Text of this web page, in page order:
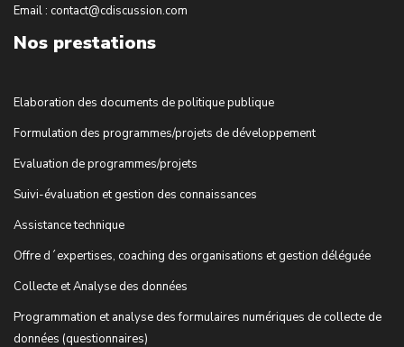
Email : contact@cdiscussion.com
Nos prestations
Elaboration des documents de politique publique
Formulation des programmes/projets de développement
Evaluation de programmes/projets
Suivi-évaluation et gestion des connaissances
Assistance technique
Offre d´expertises, coaching des organisations et gestion déléguée
Collecte et Analyse des données
Programmation et analyse des formulaires numériques de collecte de
données (questionnaires)